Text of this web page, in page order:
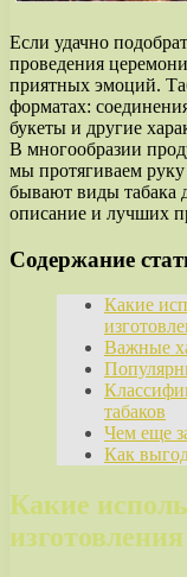
Если удачно
проведения
приятных эмоций.
форматах:
букеты и другие
В многообразии
мы протягиваем
бывают виды табака
описание и лучших
Содержание
Какие
Важные
табаков
Чем еще
Как
Какие